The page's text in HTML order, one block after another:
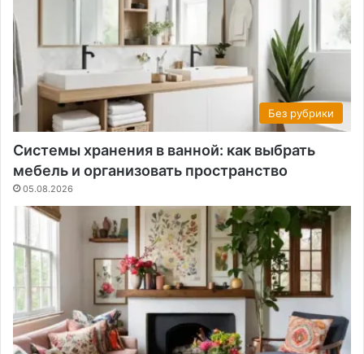
Без рубрики
Системы хранения в ванной: как выбрать
мебель и организовать пространство
05.08.2026